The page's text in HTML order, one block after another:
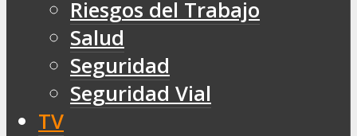
Riesgos del Trabajo
Salud
Seguridad
Seguridad Vial
TV